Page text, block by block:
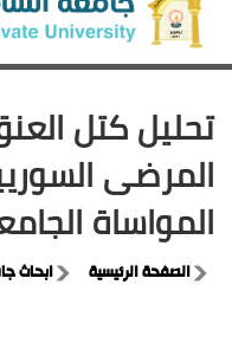
تحليل كتل
المرضى
المواساة
الصفحة الرئيسية ابحاث